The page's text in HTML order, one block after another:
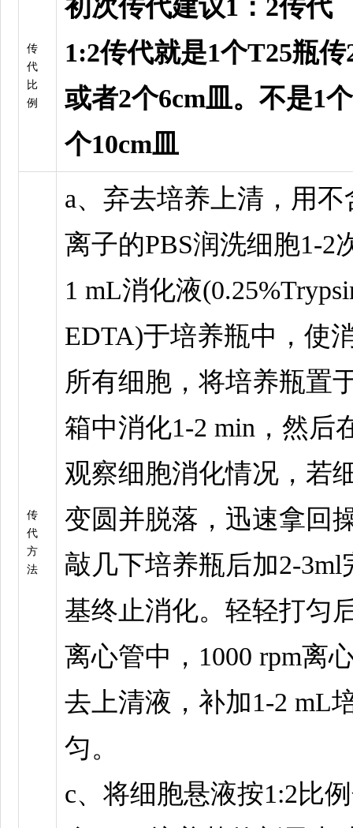
传
代
比
例
初次传代建议1：2传代
1:2传代就是1个T25瓶
或者2个6cm皿。不是1
个10cm皿
传
代
方
法
a、弃去培养上清，用
离子的PBS润洗细胞1-2
1 mL消化液
EDTA)于培养瓶中，使
所有细胞，将培养瓶置
箱中消化1-2 min，然后
观察细胞消化情况，若
变圆并脱落，迅速拿回
敲几下培养瓶后加2-3ml
基终止消化。轻轻打匀
离心管中，1000 rpm离
去上清液，补加1-2 mL
匀。
c、将细胞悬液按1:2比